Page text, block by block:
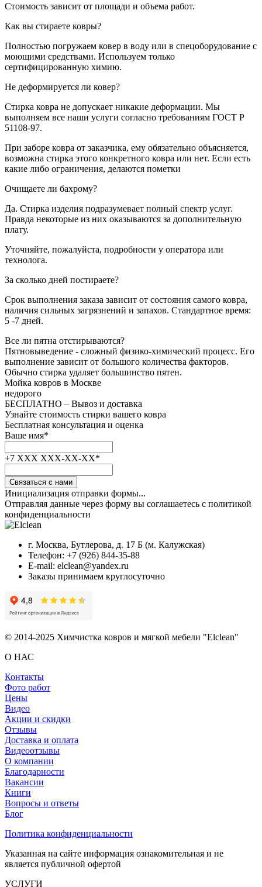
Стоимость зависит от площади и объема работ.
Как вы стираете ковры?
Полностью погружаем ковер в воду или в спецоборудование с
моющими средствами. Используем только
сертифицированную химию.
Не деформируется ли ковер?
Стирка ковра не допускает никакие деформации. Мы
выполняем все наши услуги согласно требованиям ГОСТ Р
51108-97.
При заборе ковра от заказчика, ему обязательно объясняется,
возможна стирка этого конкретного ковра или нет. Если есть
какие либо ограничения, делаются пометки
Очищаете ли бахрому?
Да. Стирка изделия подразумевает полный спектр услуг.
Правда некоторые из них оказываются за дополнительную
плату.
Уточняйте, пожалуйста, подробности у оператора или
технолога.
За сколько дней постираете?
Срок выполнения заказа зависит от состояния самого ковра,
наличия сильных загрязнений и запахов. Стандартное время:
5 -7 дней.
Все ли пятна отстирываются?
Пятновыведение - сложный физико-химический процесс. Его
выполнение зависит от большого количества факторов.
Обычно стирка удаляет большинство пятен.
Мойка ковров в Москве
недорого
БЕСПЛАТНО – Вывоз и доставка
Узнайте стоимость стирки вашего ковра
Бесплатная консультация и оценка
Ваше имя*
+7 XXX XXX-XX-XX*
Связаться с нами
Инициализация отправки формы...
Отправляя данные через форму вы соглашаетесь с политикой
конфиденциальности
г. Москва, Бутлерова, д. 17 Б (м. Калужская)
Телефон: +7 (926) 844-35-88
E-mail: elclean@yandex.ru
Заказы принимаем круглосуточно
© 2014-2025 Химчистка ковров и мягкой мебели "Elclean"
О НАС
Контакты
Фото работ
Цены
Видео
Акции и скидки
Отзывы
Доставка и оплата
Видеоотзывы
О компании
Благодарности
Вакансии
Книги
Вопросы и ответы
Блог
Политика конфиденциальности
Указанная на сайте информация ознакомительная и не
является публичной офертой
УСЛУГИ